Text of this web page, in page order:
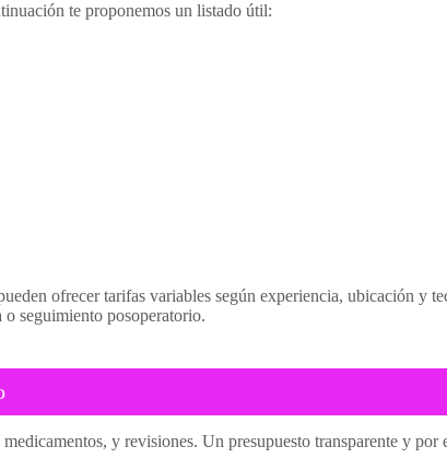
te proponemos un listado útil:
ofrecer tarifas variables según experiencia, ubicación y
o seguimiento posoperatorio.
y revisiones. Un presupuesto transparente y por